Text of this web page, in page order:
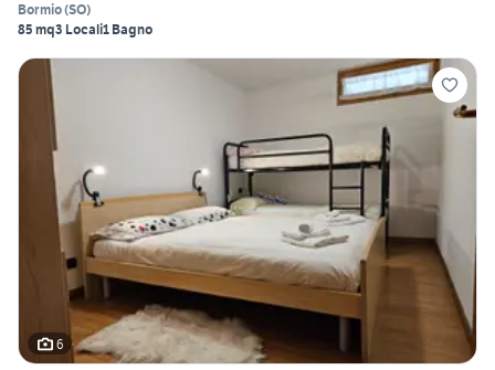
Bormio(SO)
85 mq3 Locali1 Bagno
6